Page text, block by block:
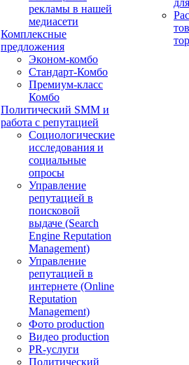
рекламы в нашей
медиасети
Комплексные
предложения
Эконом-комбо
Стандарт-Комбо
Премиум-класс
Комбо
Политический SMM и
работа с репутацией
Социологические
исследования и
социальные
опросы
Управление
репутацией в
поисковой
выдаче (Search
Engine Reputation
Management)
Управление
репутацией в
интернете (Online
Reputation
Management)
Фото production
Видео production
PR-услуги
Политический